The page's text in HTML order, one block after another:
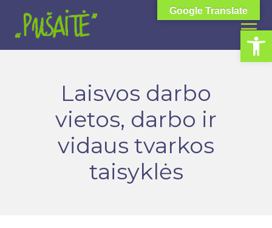
Open toolbar
content
Laisvos darbo
vietos, darbo ir
vidaus tvarkos
taisyklės
Google Translate